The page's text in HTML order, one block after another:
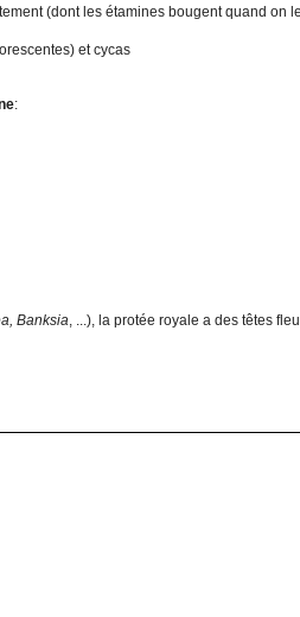
(dont les étamines bougent quand on
et cycas
:
Banksia, ...), la protée royale a des têtes